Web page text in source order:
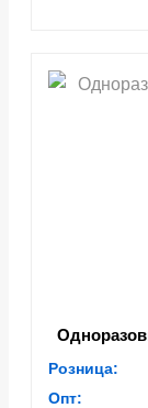
Розница:
Опт: